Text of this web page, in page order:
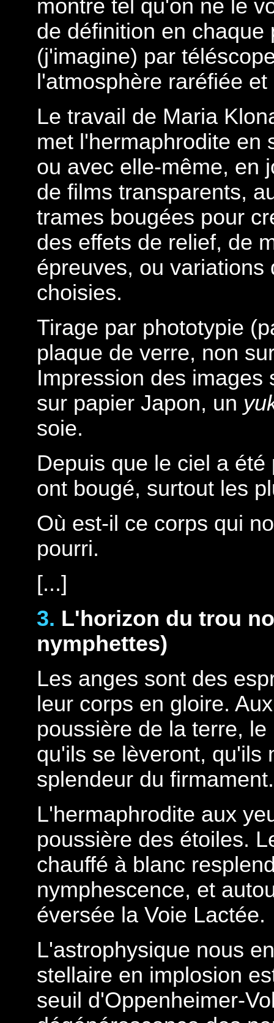
montre tel qu'on ne le
de définition en chaque
(j'imagine) par
l'atmosphère raréfiée
Le travail de Maria
met l'hermaphrodite en
ou avec elle-même, en
de films transparents,
trames bougées pour
des effets de relief, de
épreuves, ou
choisies.
Tirage par phototypie
plaque de verre, non
Impression des images
sur papier Japon, un
soie.
Depuis que le ciel a
ont bougé, surtout les
Où est-il ce corps qui
pourri.
[...]
3. L'horizon du trou
nymphettes)
Les anges sont des
leur corps en gloire.
poussière de la terre,
qu'ils se lèveront, qu'ils
splendeur du firmament.
L'hermaphrodite aux
poussière des étoiles.
chauffé à blanc
nymphescence, et
éversée la Voie Lactée.
L'astrophysique nous
stellaire en implosion
seuil d'Oppenheimer-